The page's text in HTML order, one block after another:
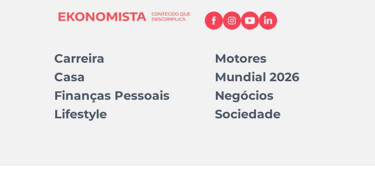
Carreira
Casa
Finanças Pessoais
Lifestyle
Motores
Mundial 2026
Negócios
Sociedade